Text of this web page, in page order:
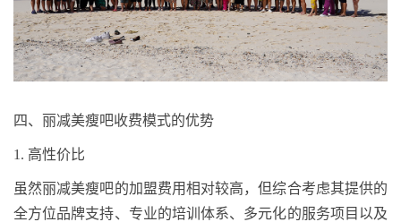
四、丽减美瘦吧收费模式的优势
1. 高性价比
虽然丽减美瘦吧的加盟费用相对较高，但综合考虑其提供的
全方位品牌支持、专业的培训体系、多元化的服务项目以及